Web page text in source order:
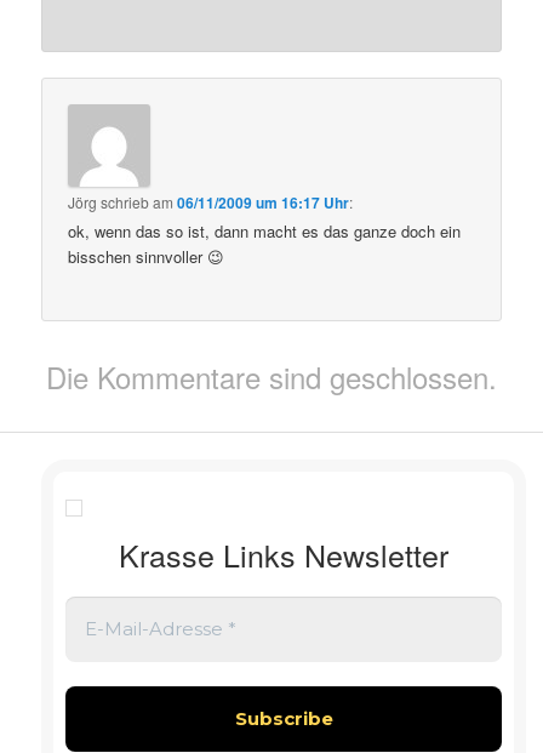
Jörg schriebam06/11/2009 um 16:17 Uhr:
ok, wenn das so ist, dann macht es das ganze doch ein
bisschen sinnvoller 😉
Die Kommentare sind geschlossen.
Krasse Links Newsletter